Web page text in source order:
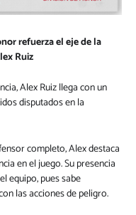
refuerza el eje de la
Ruiz
Alex Ruiz llega con un
disputados en la
completo, Alex destaca
en el juego. Su presencia
equipo, pues sabe
las acciones de peligro.